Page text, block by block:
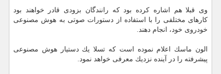
وی قبلا هم اشاره كرده بود كه رانندگان بزودی قادر خواهند بود
كارهای مختلفی را با استفاده از دستورات صوتی به هوش مصنوعی
خودروی خود، انجام دهند.
الون ماسك اعلام نموده است كه تسلا یك دستیار هوش مصنوعی
پیشرفته را در آینده نزدیك معرفی خواهد نمود.